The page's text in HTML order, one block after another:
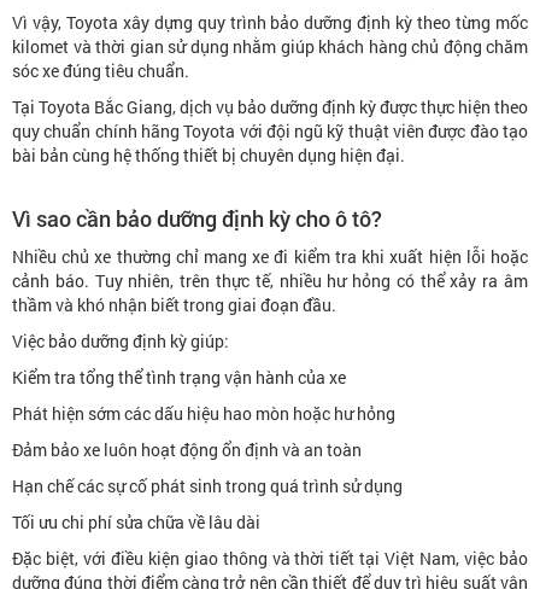
Vì vậy, Toyota xây dựng quy trình bảo dưỡng định kỳ theo từng mốc
kilomet và thời gian sử dụng nhằm giúp khách hàng chủ động chăm
sóc xe đúng tiêu chuẩn.
Tại Toyota Bắc Giang, dịch vụ bảo dưỡng định kỳ được thực hiện theo
quy chuẩn chính hãng Toyota với đội ngũ kỹ thuật viên được đào tạo
bài bản cùng hệ thống thiết bị chuyên dụng hiện đại.
Vì sao cần bảo dưỡng định kỳ cho ô tô?
Nhiều chủ xe thường chỉ mang xe đi kiểm tra khi xuất hiện lỗi hoặc
cảnh báo. Tuy nhiên, trên thực tế, nhiều hư hỏng có thể xảy ra âm
thầm và khó nhận biết trong giai đoạn đầu.
Việc bảo dưỡng định kỳ giúp:
Kiểm tra tổng thể tình trạng vận hành của xe
Phát hiện sớm các dấu hiệu hao mòn hoặc hư hỏng
Đảm bảo xe luôn hoạt động ổn định và an toàn
Hạn chế các sự cố phát sinh trong quá trình sử dụng
Tối ưu chi phí sửa chữa về lâu dài
Đặc biệt, với điều kiện giao thông và thời tiết tại Việt Nam, việc bảo
dưỡng đúng thời điểm càng trở nên cần thiết để duy trì hiệu suất vận